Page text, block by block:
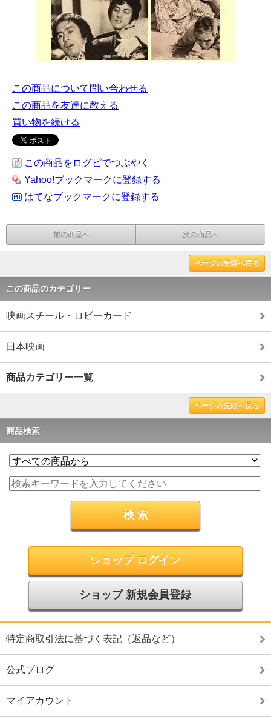
この商品について問い合わせる
この商品を友達に教える
買い物を続ける
この商品をログピでつぶやく
Yahoo!ブックマークに登録する
はてなブックマークに登録する
前の商品へ 次の商品へ
ページの先頭へ戻る
この商品のカテゴリー
映画スチール・ロビーカード
日本映画
商品カテゴリー一覧
ページの先頭へ戻る
商品検索
ショップ ログイン
ショップ 新規会員登録
特定商取引法に基づく表記（返品など）
公式ブログ
マイアカウント